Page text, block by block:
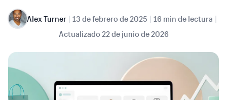
Alex Turner | 13 de febrero de 2025 | 16 min de lectura |
Actualizado 22 de junio de 2026